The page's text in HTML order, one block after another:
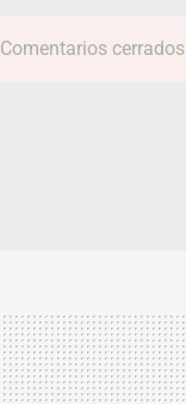
Comentarios cerrados